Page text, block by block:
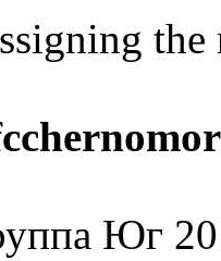
the
Юг